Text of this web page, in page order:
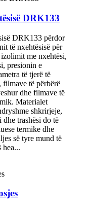
DRK133
DRK133 përdor
të nxehtësisë për
me nxehtësi,
presionin e
të tjerë të
filmave të përbërë
dhe filmave të
Materialet
shkrirjeje,
trashësi do të
termike dhe
së tyre mund të